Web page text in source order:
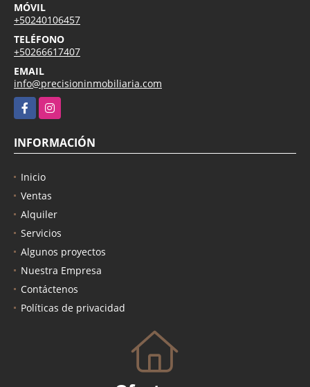
MÓVIL
+50240106457
TELÉFONO
+50266617407
EMAIL
info@precisioninmobiliaria.com
FacebookInstagram
INFORMACIÓN
Inicio
Ventas
Alquiler
Servicios
Algunos proyectos
Nuestra Empresa
Contáctenos
Políticas de privacidad